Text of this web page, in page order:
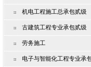
机电工程施工总承包贰级
古建筑工程专业承包贰级
劳务施工
电子与智能化工程专业承